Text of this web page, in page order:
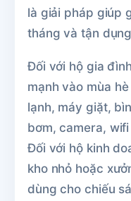
là giải pháp giúp
tháng và tận
Đối với hộ gia
mạnh vào mùa
lạnh, máy giặt,
bơm, camera,
Đối với hộ kinh
kho nhỏ hoặc
dùng cho chiếu